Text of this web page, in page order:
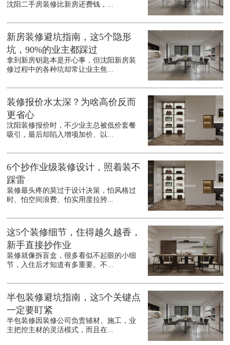
沈阳二手房装修比新房还费钱，...
新房装修避坑指南，这5个隐形
坑，90%的业主都踩过
拿到新房钥匙本是开心事，但沈阳新房装
修过程中的各种坑却常让业主焦...
装修报价水太深？为啥高价反而
更省心
沈阳装修报价时，不少业主总被低价套餐
吸引，最后却陷入增项加价、以...
6个抄作业级装修设计，照着装不
踩雷
装修最头疼的莫过于设计决策，怕风格过
时、怕空间浪费、怕实用度拉胯...
这5个装修细节，住得越久越香，
新手直接抄作业
装修就像拆盲盒，很多看似不起眼的小细
节，入住后才知道有多重要。不...
半包装修避坑指南，这5个关键点
一定要盯紧
半包装修因装修公司负责辅材、施工，业
主把控主材的灵活模式，而且在...